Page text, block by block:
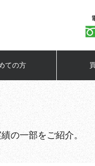
ての方
の一部をご紹介。